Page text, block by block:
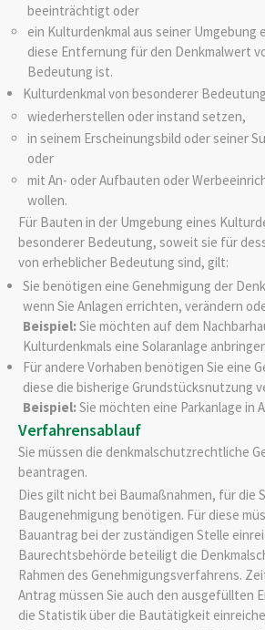
beeinträchtigt oder
ein Kulturdenkmal aus seiner
diese Entfernung für den Denkmalwert
Bedeutung ist.
Kulturdenkmal von besonderer Bedeutung
wiederherstellen oder instand setzen,
in seinem Erscheinungsbild oder seiner
oder
mit An- oder Aufbauten oder
wollen.
Für Bauten in der Umgebung eines
besonderer Bedeutung, soweit sie für
von erheblicher Bedeutung sind, gilt:
Sie benötigen eine Genehmigung der
wenn Sie Anlagen errichten, verändern
Beispiel: Sie möchten auf dem
Kulturdenkmals eine Solaranlage
Für andere Vorhaben benötigen Sie eine
diese die bisherige Grundstücksnutzung
Beispiel: Sie möchten eine Parkanlage in
Verfahrensablauf
Sie müssen die denkmalschutzrechtliche
beantragen.
Dies gilt nicht bei Baumaßnahmen, für die
Baugenehmigung benötigen. Für diese
Bauantrag bei der zuständigen Stelle
Baurechtsbehörde beteiligt die
Rahmen des Genehmigungsverfahrens.
Antrag müssen Sie auch den ausgefüllten
die Statistik über die Bautätigkeit